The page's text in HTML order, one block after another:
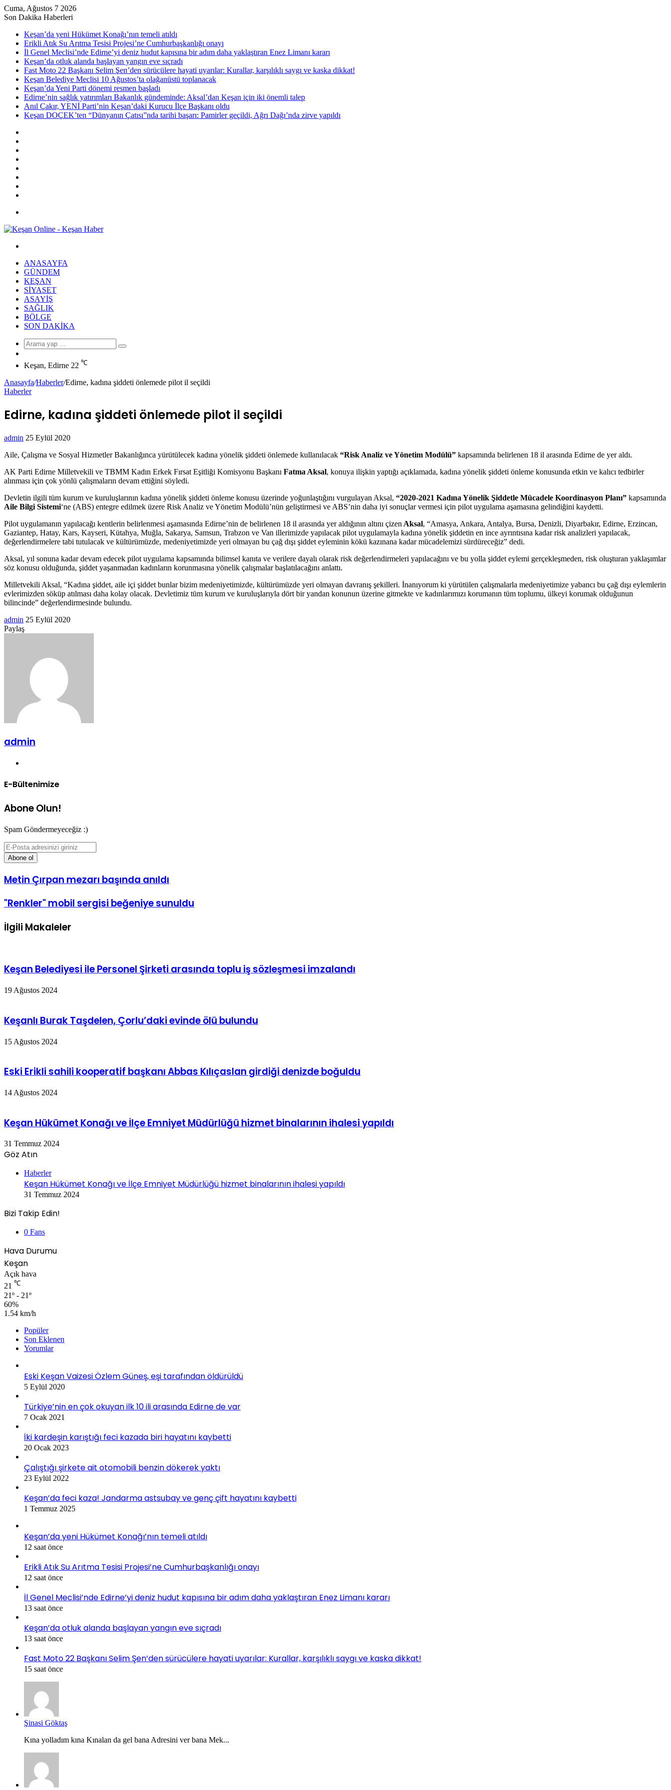
Cuma, Ağustos 7 2026
Son Dakika Haberleri
Keşan’da yeni Hükümet Konağı’nın temeli atıldı
Erikli Atık Su Arıtma Tesisi Projesi’ne Cumhurbaşkanlığı onayı
İl Genel Meclisi’nde Edirne’yi deniz hudut kapısına bir adım daha yaklaştıran Enez Limanı kararı
Keşan’da otluk alanda başlayan yangın eve sıçradı
Fast Moto 22 Başkanı Selim Şen’den sürücülere hayati uyarılar: Kurallar, karşılıklı saygı ve kaska dikkat!
Keşan Belediye Meclisi 10 Ağustos’ta olağanüstü toplanacak
Keşan’da Yeni Parti dönemi resmen başladı
Edirne’nin sağlık yatırımları Bakanlık gündeminde: Aksal’dan Keşan için iki önemli talep
Anıl Çakır, YENİ Parti’nin Keşan’daki Kurucu İlçe Başkanı oldu
Keşan DOÇEK’ten “Dünyanın Çatısı”nda tarihi başarı: Pamirler geçildi, Ağrı Dağı’nda zirve yapıldı
...
ANASAYFA
GÜNDEM
KEŞAN
SIYASET
ASAYIŞ
SAĞLIK
BÖLGE
SON DAKIKA
Arama
Makale
Keşan, Edirne 22 ℃
Anasayfa/Haberler/Edirne, kadına şiddeti önlemede pilot il seçildi
Haberler
Edirne, kadına şiddeti önlemede pilot il seçildi
admin Bir
posta
25 Eylül 2020
Aile, Çalışma ve Sosyal Hizmetler Bakanlığınca yürütülecek kadına yönelik şiddeti önlemede kullanılacak “Risk Analiz ve Yönetim Modülü” kapsamında belirlenen 18 il arasında Edirne de yer aldı.
AK Parti Edirne Milletvekili ve TBMM Kadın Erkek Fırsat Eşitliği Komisyonu Başkanı Fatma Aksal, konuya ilişkin yaptığı açıklamada, kadına yönelik şiddeti önleme konusunda etkin ve kalıcı tedbirler
alınması için çok yönlü çalışmaların devam ettiğini söyledi.
Devletin ilgili tüm kurum ve kuruluşlarının kadına yönelik şiddeti önleme konusu üzerinde yoğunlaştığını vurgulayan Aksal, “2020-2021 Kadına Yönelik Şiddetle Mücadele Koordinasyon Planı” kapsamında
Aile Bilgi Sistemi‘ne (ABS) entegre edilmek üzere Risk Analiz ve Yönetim Modülü’nün geliştirmesi ve ABS’nin daha iyi sonuçlar vermesi için pilot uygulama aşamasına gelindiğini kaydetti.
Pilot uygulamanın yapılacağı kentlerin belirlenmesi aşamasında Edirne’nin de belirlenen 18 il arasında yer aldığının altını çizen Aksal, “Amasya, Ankara, Antalya, Bursa, Denizli, Diyarbakır, Edirne, Erzincan,
Gaziantep, Hatay, Kars, Kayseri, Kütahya, Muğla, Sakarya, Samsun, Trabzon ve Van illerimizde yapılacak pilot uygulamayla kadına yönelik şiddetin en ince ayrıntısına kadar risk analizleri yapılacak,
değerlendirmelere tabi tutulacak ve kültürümüzde, medeniyetimizde yeri olmayan bu çağ dışı şiddet eyleminin kökü kazınana kadar mücadelemizi sürdüreceğiz” dedi.
Aksal, yıl sonuna kadar devam edecek pilot uygulama kapsamında bilimsel kanıta ve verilere dayalı olarak risk değerlendirmeleri yapılacağını ve bu yolla şiddet eylemi gerçekleşmeden, risk oluşturan yaklaşımlar
söz konusu olduğunda, şiddet yaşanmadan kadınların korunmasına yönelik çalışmalar başlatılacağını anlattı.
Milletvekili Aksal, “Kadına şiddet, aile içi şiddet bunlar bizim medeniyetimizde, kültürümüzde yeri olmayan davranış şekilleri. İnanıyorum ki yürütülen çalışmalarla medeniyetimize yabancı bu çağ dışı eylemlerin
evlerimizden söküp atılması daha kolay olacak. Devletimiz tüm kurum ve kuruluşlarıyla dört bir yandan konunun üzerine gitmekte ve kadınlarımızı korumanın tüm toplumu, ülkeyi korumak olduğunun
bilincinde” değerlendirmesinde bulundu.
admin Bir
25 Eylül 2020
Facebook
Twitter
LinkedIn
Tumblr
Pinterest
Reddit
VKontakte
Odnoklassniki
Pocket
Messenger
Messenger
WhatsApp
Telegram
Paylaş
admin
E-Bültenimize
Abone Olun!
Spam Göndermeyeceğiz :)
E-
Posta
adresinizi
Metin Çırpan mezarı başında anıldı
"Renkler" mobil sergisi beğeniye sunuldu
İlgili Makaleler
Keşan Belediyesi ile Personel Şirketi arasında toplu iş sözleşmesi imzalandı
19 Ağustos 2024
Keşanlı Burak Taşdelen, Çorlu’daki evinde ölü bulundu
15 Ağustos 2024
Eski Erikli sahili kooperatif başkanı Abbas Kılıçaslan girdiği denizde boğuldu
14 Ağustos 2024
Keşan Hükümet Konağı ve İlçe Emniyet Müdürlüğü hizmet binalarının ihalesi yapıldı
31 Temmuz 2024
Göz Atın
Haberler
Keşan Hükümet Konağı ve İlçe Emniyet Müdürlüğü hizmet binalarının ihalesi yapıldı
31 Temmuz 2024
Bizi Takip Edin!
0 Fans
Hava Durumu
Keşan
Açık hava
21 ℃
21º - 21º
60%
1.54 km/h
Popüler
Son Eklenen
Yorumlar
Eski Keşan Vaizesi Özlem Güneş, eşi tarafından öldürüldü
5 Eylül 2020
Türkiye’nin en çok okuyan ilk 10 ili arasında Edirne de var
7 Ocak 2021
İki kardeşin karıştığı feci kazada biri hayatını kaybetti
20 Ocak 2023
Çalıştığı şirkete ait otomobili benzin dökerek yaktı
23 Eylül 2022
Keşan’da feci kaza! Jandarma astsubay ve genç çift hayatını kaybetti
1 Temmuz 2025
Keşan’da yeni Hükümet Konağı’nın temeli atıldı
12 saat önce
Erikli Atık Su Arıtma Tesisi Projesi’ne Cumhurbaşkanlığı onayı
12 saat önce
İl Genel Meclisi’nde Edirne’yi deniz hudut kapısına bir adım daha yaklaştıran Enez Limanı kararı
13 saat önce
Keşan’da otluk alanda başlayan yangın eve sıçradı
13 saat önce
Fast Moto 22 Başkanı Selim Şen’den sürücülere hayati uyarılar: Kurallar, karşılıklı saygı ve kaska dikkat!
15 saat önce
Şinasi Göktaş
Kına yolladım kına Kınalan da gel bana Adresini ver bana Mek...